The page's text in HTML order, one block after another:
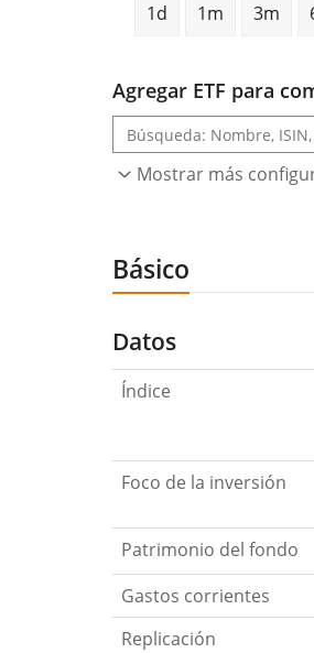
1d 1m 3m
Agregar ETF para
Mostrar más
Básico
Datos
Índice
Foco de la inversión
Patrimonio del fondo
Gastos corrientes
Replicación